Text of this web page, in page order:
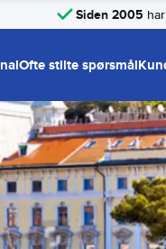
Siden 2005
Ofte stilte spørsmål